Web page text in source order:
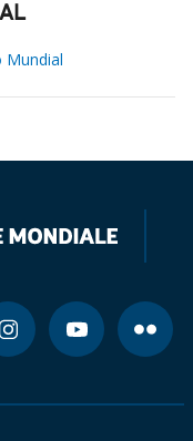
Mundial